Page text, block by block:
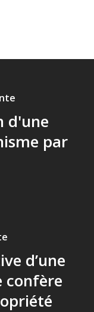
d'une
par
d’une
confère